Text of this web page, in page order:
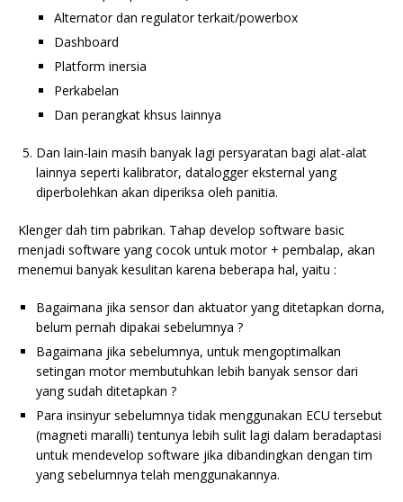
Alternator dan regulator terkait/powerbox
Dashboard
Platform inersia
Perkabelan
Dan perangkat khsus lainnya
Dan lain-lain masih banyak lagi persyaratan bagi alat-alat
lainnya seperti kalibrator, datalogger eksternal yang
diperbolehkan akan diperiksa oleh panitia.
Klenger dah tim pabrikan. Tahap develop software basic
menjadi software yang cocok untuk motor + pembalap, akan
menemui banyak kesulitan karena beberapa hal, yaitu :
Bagaimana jika sensor dan aktuator yang ditetapkan dorna,
belum pernah dipakai sebelumnya ?
Bagaimana jika sebelumnya, untuk mengoptimalkan
setingan motor membutuhkan lebih banyak sensor dari
yang sudah ditetapkan ?
Para insinyur sebelumnya tidak menggunakan ECU tersebut
(magneti maralli) tentunya lebih sulit lagi dalam beradaptasi
untuk mendevelop software jika dibandingkan dengan tim
yang sebelumnya telah menggunakannya.